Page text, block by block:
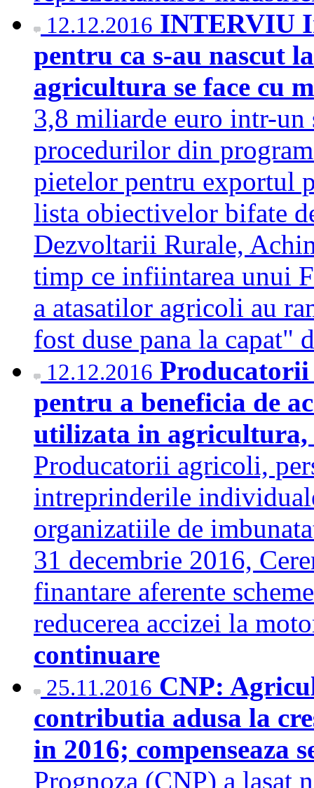
12.12.2016 INTERVIU
pentru ca s-au nascut
agricultura se face cu
3,8 miliarde euro intr-
procedurilor din
pietelor pentru exportul
lista obiectivelor bifate
Dezvoltarii Rurale,
timp ce infiintarea unui
a atasatilor agricoli au
fost duse pana la
12.12.2016 Producatorii
pentru a beneficia de
utilizata in agricultura,
Producatorii agricoli,
intreprinderile
organizatiile de
31 decembrie 2016,
finantare aferente
reducerea accizei la
continuare
25.11.2016 CNP:
contributia adusa la
in 2016; compenseaza
Prognoza (CNP) a lasat